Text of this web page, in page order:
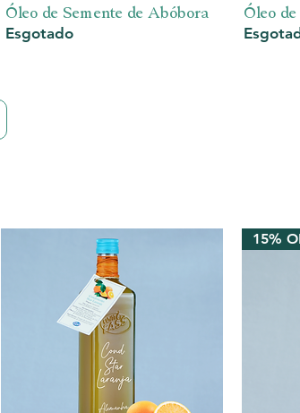
Visualização rápida
Óleo de Semente de Abóbora
Esgotado
Óleo
15%